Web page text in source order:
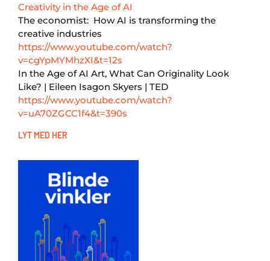
Creativity in the Age of AI
The economist: How AI is transforming the
creative industries
https://www.youtube.com/watch?
v=cgYpMYMhzXI&t=12s
In the Age of AI Art, What Can Originality Look
Like? | Eileen Isagon Skyers | TED
https://www.youtube.com/watch?
v=uA70ZGCC1f4&t=390s
LYT MED HER